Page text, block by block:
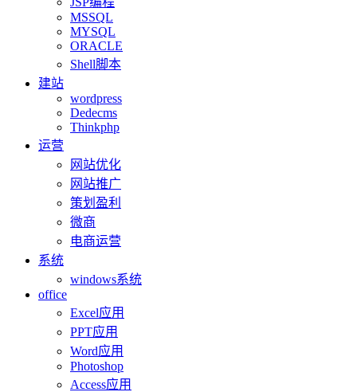
MSSQL
MYSQL
ORACLE
Shell脚本
建站
wordpress
Dedecms
Thinkphp
运营
网站优化
网站推广
策划盈利
微商
电商运营
系统
windows系统
office
Excel应用
PPT应用
Word应用
Photoshop
Access应用